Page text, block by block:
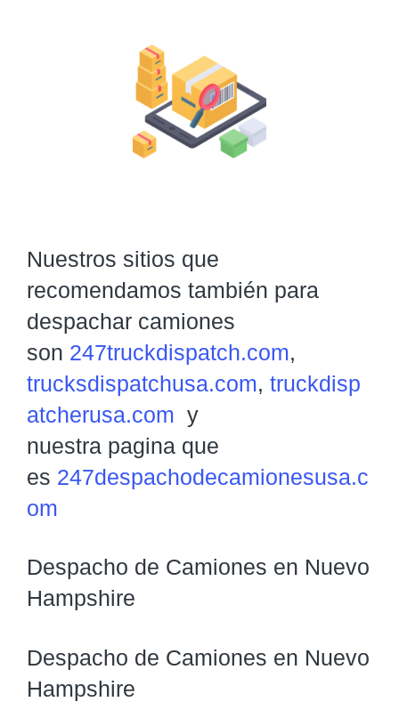
Nuestros sitios que
recomendamos también para
despachar camiones
son 247truckdispatch.com,
trucksdispatchusa.com, truckdisp
atcherusa.com y
nuestra pagina que
es 247despachodecamionesusa.c
om
Despacho de Camiones en Nuevo
Hampshire
Despacho de Camiones en Nuevo
Hampshire